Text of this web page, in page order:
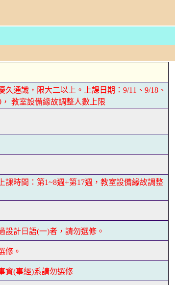
久通識，限大二以上。上課日期：9/11、9/18、
， 教室設備緣故調整人數上限
課時間：第1~8週+第17週，教室設備緣故調整
設計日語(一)者，請勿選修。
修。
資(事經)系請勿選修